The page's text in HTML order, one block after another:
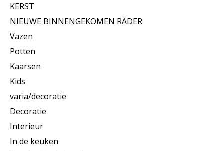
KERST
NIEUWE BINNENGEKOMEN RÄDER
Vazen
Potten
Kaarsen
Kids
varia/decoratie
Decoratie
Interieur
In de keuken